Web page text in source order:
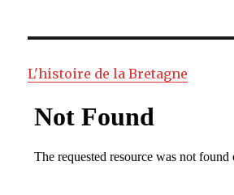
L'histoire de la Bretagne